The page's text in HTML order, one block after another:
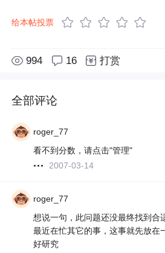
给本帖投票
994 16 打赏
全部评论
roger_77
看不到分数，请点击"管理"
2007-03-14
roger_77
想说一句，此问题还没最终找到合
最近在忙其它的事，这事就先放在
好研究